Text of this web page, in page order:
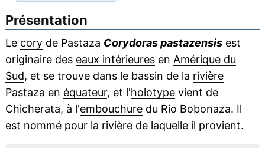
Présentation
Le coryde Pastaza Corydoras pastazensisest
originaire des eaux intérieuresen Amérique du
Sud, et se trouve dans le bassin de la rivière
Pastaza en équateur, et l'holotypevient de
Chicherata, à l'embouchuredu Rio Bobonaza. Il
est nommé pour la rivière de laquelle il provient.